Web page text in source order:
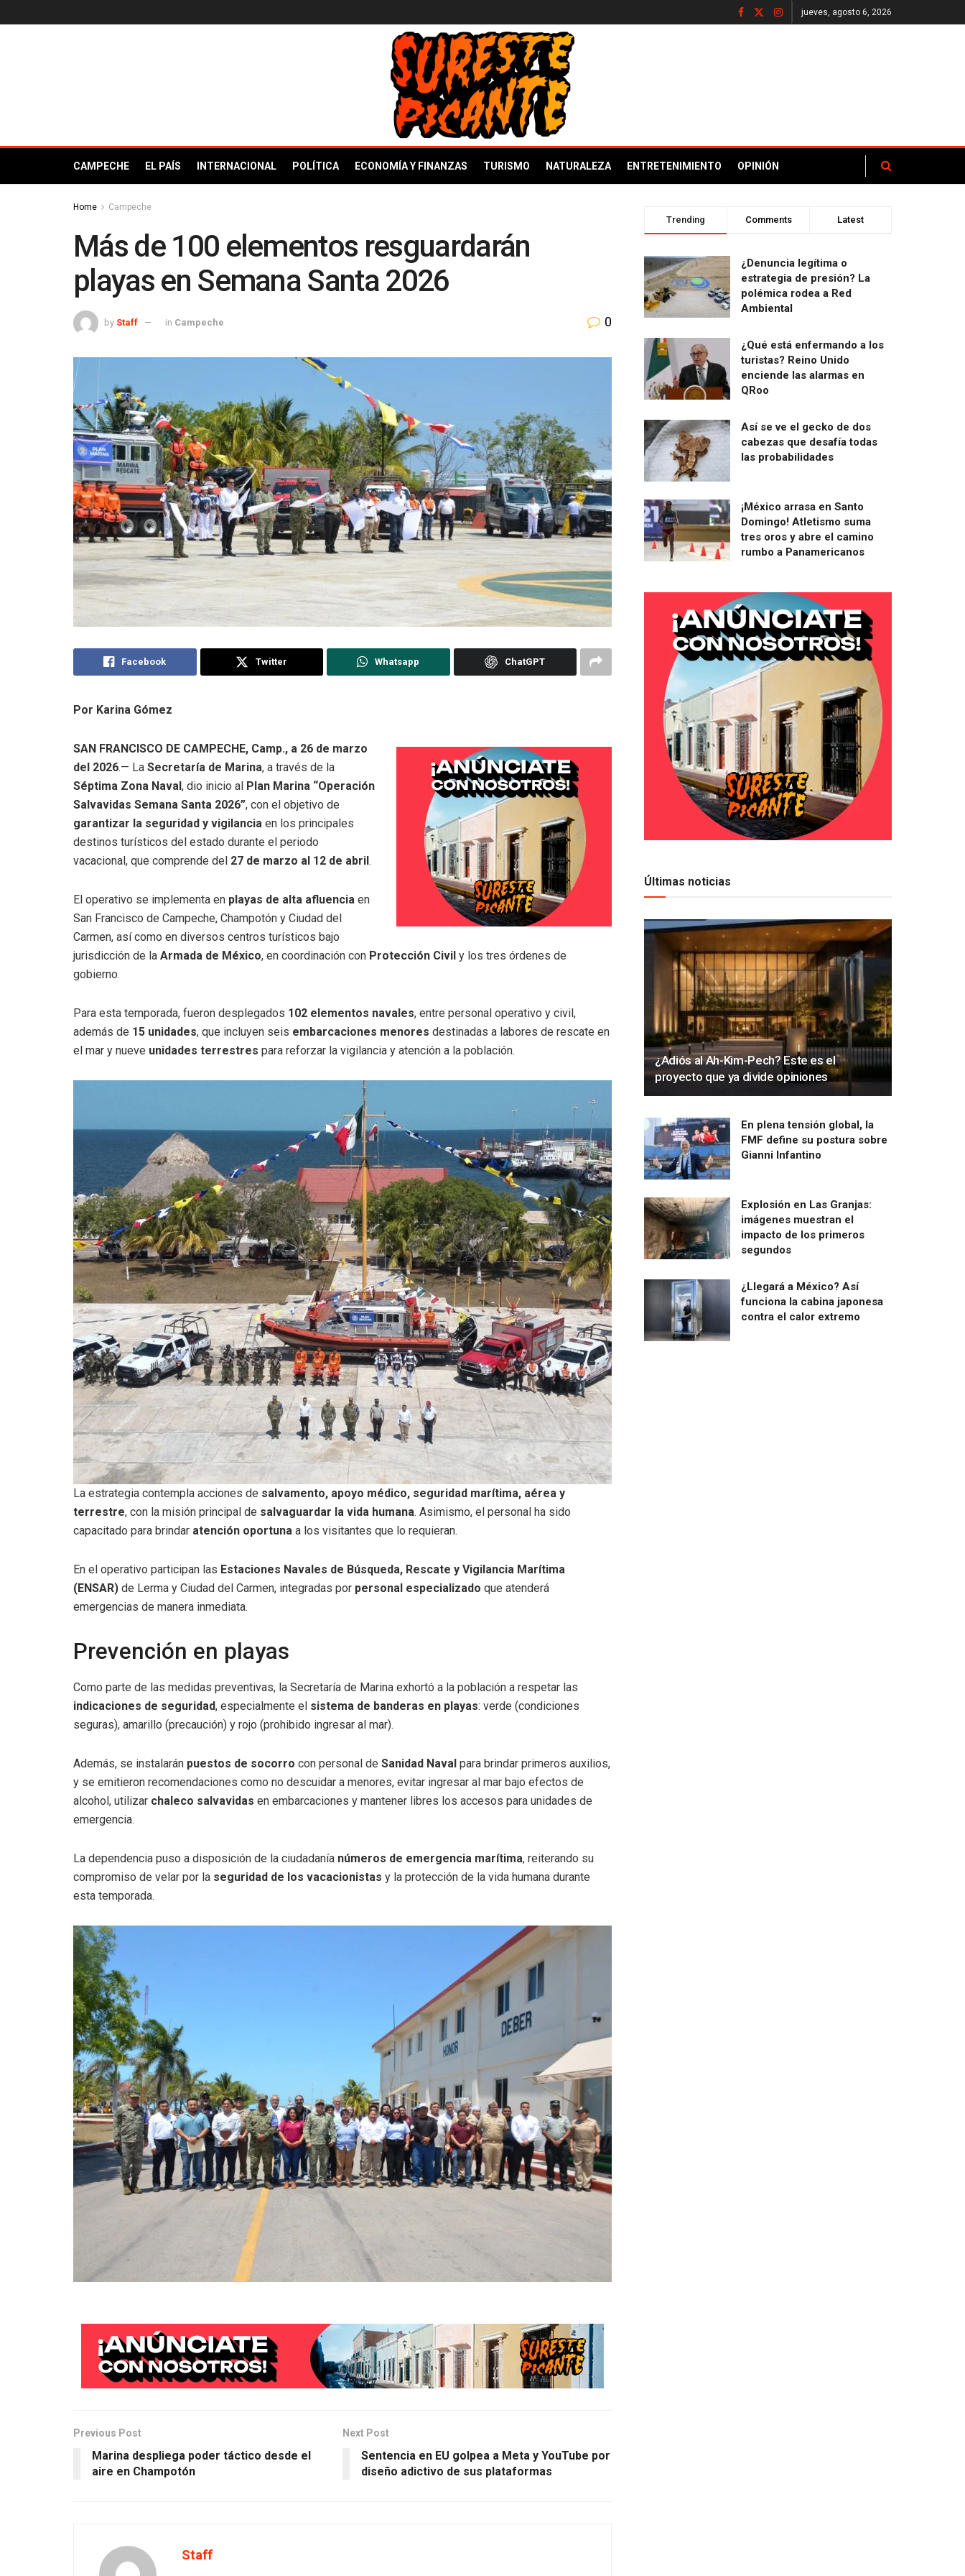
jueves, agosto 6, 2026
CAMPECHE EL PAÍS INTERNACIONAL POLÍTICA ECONOMÍA Y FINANZAS TURISMO NATURALEZA ENTRETENIMIENTO OPINIÓN
Home Campeche
Más de 100 elementos resguardarán
playas en Semana Santa 2026
by Staff in Campeche 0
Facebook Twitter Whatsapp ChatGPT
Por Karina Gómez
SAN FRANCISCO DE CAMPECHE, Camp., a 26 de marzo
del 2026.— La Secretaría de Marina, a través de la
Séptima Zona Naval, dio inicio al Plan Marina “Operación
Salvavidas Semana Santa 2026”, con el objetivo de
garantizar la seguridad y vigilancia en los principales
destinos turísticos del estado durante el periodo
vacacional, que comprende del 27 de marzo al 12 de abril.
El operativo se implementa en playas de alta afluencia en
San Francisco de Campeche, Champotón y Ciudad del
Carmen, así como en diversos centros turísticos bajo
jurisdicción de la Armada de México, en coordinación con Protección Civil y los tres órdenes de
gobierno.
Para esta temporada, fueron desplegados 102 elementos navales, entre personal operativo y civil,
además de 15 unidades, que incluyen seis embarcaciones menores destinadas a labores de rescate en
el mar y nueve unidades terrestres para reforzar la vigilancia y atención a la población.
La estrategia contempla acciones de salvamento, apoyo médico, seguridad marítima, aérea y
terrestre, con la misión principal de salvaguardar la vida humana. Asimismo, el personal ha sido
capacitado para brindar atención oportuna a los visitantes que lo requieran.
En el operativo participan las Estaciones Navales de Búsqueda, Rescate y Vigilancia Marítima
(ENSAR) de Lerma y Ciudad del Carmen, integradas por personal especializado que atenderá
emergencias de manera inmediata.
Prevención en playas
Como parte de las medidas preventivas, la Secretaría de Marina exhortó a la población a respetar las
indicaciones de seguridad, especialmente el sistema de banderas en playas: verde (condiciones
seguras), amarillo (precaución) y rojo (prohibido ingresar al mar).
Además, se instalarán puestos de socorro con personal de Sanidad Naval para brindar primeros auxilios,
y se emitieron recomendaciones como no descuidar a menores, evitar ingresar al mar bajo efectos de
alcohol, utilizar chaleco salvavidas en embarcaciones y mantener libres los accesos para unidades de
emergencia.
La dependencia puso a disposición de la ciudadanía números de emergencia marítima, reiterando su
compromiso de velar por la seguridad de los vacacionistas y la protección de la vida humana durante
esta temporada.
Previous Post
Marina despliega poder táctico desde el
aire en Champotón
Next Post
Sentencia en EU golpea a Meta y YouTube por
diseño adictivo de sus plataformas
Staff
Trending Comments Latest
¿Denuncia legítima o
estrategia de presión? La
polémica rodea a Red
Ambiental
¿Qué está enfermando a los
turistas? Reino Unido
enciende las alarmas en
QRoo
Así se ve el gecko de dos
cabezas que desafía todas
las probabilidades
¡México arrasa en Santo
Domingo! Atletismo suma
tres oros y abre el camino
rumbo a Panamericanos
Últimas noticias
¿Adiós al Ah-Kim-Pech? Este es el
proyecto que ya divide opiniones
En plena tensión global, la
FMF define su postura sobre
Gianni Infantino
Explosión en Las Granjas:
imágenes muestran el
impacto de los primeros
segundos
¿Llegará a México? Así
funciona la cabina japonesa
contra el calor extremo